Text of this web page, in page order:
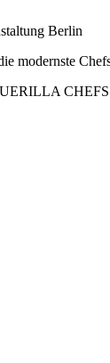
Berlin
modernste
CHEFS